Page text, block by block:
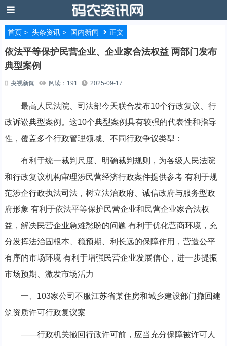
首页> 头条资讯> 国内新闻 正文
依法平等保护民营企业、企业家合法权益 两部门发布
典型案例
央视新闻 阅读：191 2025-09-17
最高人民法院、司法部今天联合发布10个行政复议、行
政诉讼典型案例。这10个典型案例具有较强的代表性和指导
性，覆盖多个行政管理领域、不同行政争议类型：
有利于统一裁判尺度、明确裁判规则，为各级人民法院
和行政复议机构审理涉民营经济行政案件提供参考 有利于规
范涉企行政执法司法，树立法治政府、诚信政府与服务型政
府形象 有利于依法平等保护民营企业和民营企业家合法权
益，解决民营企业急难愁盼的问题 有利于优化营商环境，充
分发挥法治固根本、稳预期、利长远的保障作用，营造公平
有序的市场环境 有利于增强民营企业发展信心，进一步提振
市场预期、激发市场活力
一、103家公司不服江苏省某住房和城乡建设部门撤回建
筑资质许可行政复议案
——行政机关撤回行政许可前，应当充分保障被许可人